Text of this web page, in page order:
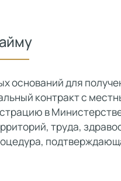
оснований для
контракт с
в
труда,